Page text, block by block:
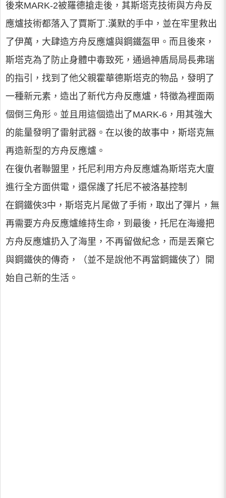
後來MARK-2被羅德搶走後，其斯塔克技術與方舟反
應爐技術都落入了賈斯丁.漢默的手中，並在牢里救出
了伊萬，大肆造方舟反應爐與鋼鐵盔甲。而且後來，
斯塔克為了防止身體中毒致死，通過神盾局局長弗瑞
的指引，找到了他父親霍華德斯塔克的物品，發明了
一種新元素，造出了新代方舟反應爐，特徵為裡面兩
個倒三角形。並且用這個造出了MARK-6，用其強大
的能量發明了雷射武器。在以後的故事中，斯塔克無
再造新型的方舟反應爐。
在復仇者聯盟里，托尼利用方舟反應爐為斯塔克大廈
進行全方面供電，還保護了托尼不被洛基控制
在鋼鐵俠3中，斯塔克片尾做了手術，取出了彈片，無
再需要方舟反應爐維持生命，到最後，托尼在海邊把
方舟反應爐扔入了海里，不再留做紀念，而是丟棄它
與鋼鐵俠的傳奇，（並不是說他不再當鋼鐵俠了）開
始自己新的生活。